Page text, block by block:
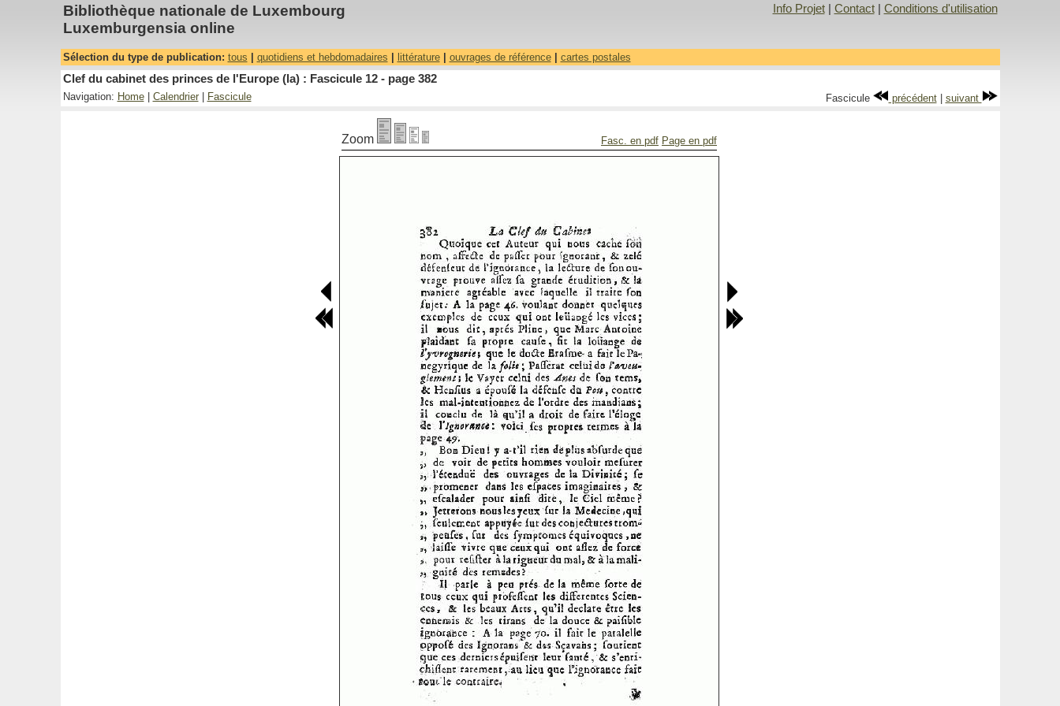
Bibliothèque nationale de Luxembourg
Luxemburgensia online
Info Projet| Contact| Conditions d'utilisation
Sélection du type de publication: tous quotidiens et hebdomadaires littérature| ouvrages de référence| cartes postales
Clef du cabinet des princes de l'Europe (la) : Fascicule 12 - page 382
Navigation: Home| Calendrier| Fascicule Fascicule précédent| suivant
Zoom Fasc. en pdf Page en pdf